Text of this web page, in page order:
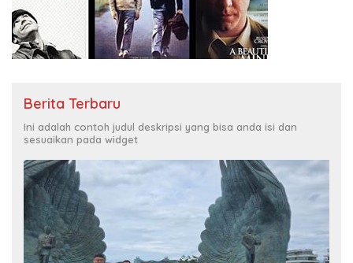
Berita Terbaru
Ini adalah contoh judul deskripsi yang bisa anda isi dan
sesuaikan pada widget